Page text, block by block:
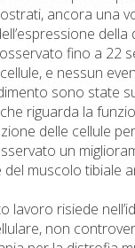
ancora una
della
fino a 22
e nessun
sono state
riguarda la
delle cellule
un
del muscolo tibiale
lavoro risiede
non